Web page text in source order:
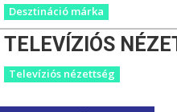
Desztináció márka
TELEVÍZIÓS
Televíziós nézettség